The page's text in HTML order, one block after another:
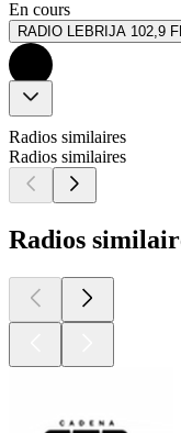
En cours
RADIO LEBRIJA 102,9
Radios similaires
Radios similaires
Radios